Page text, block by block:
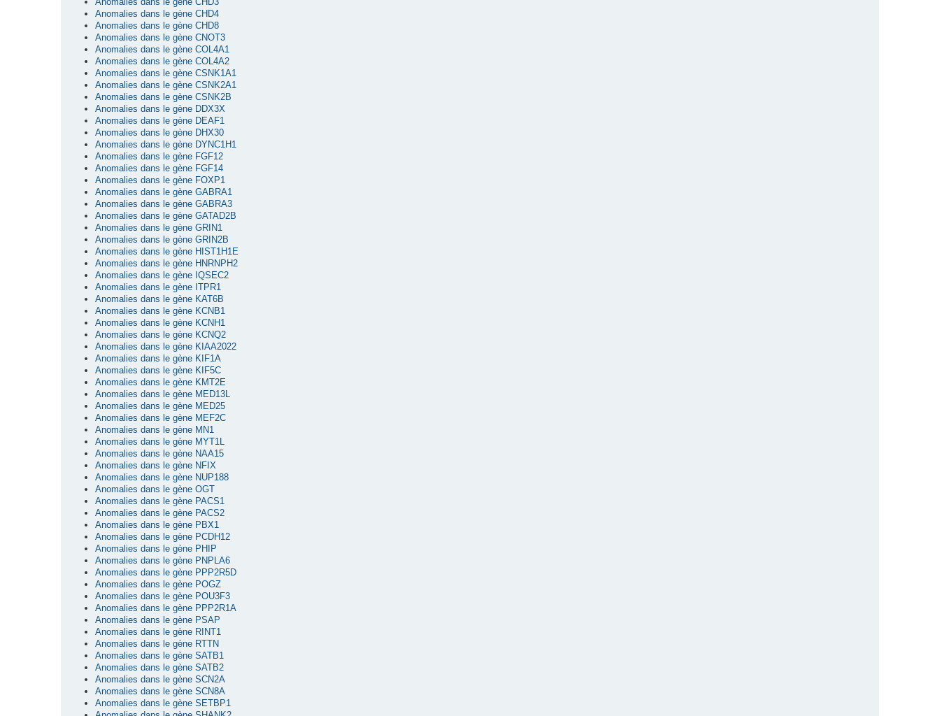
Anomalies dans le gène CHD4
Anomalies dans le gène CHD8
Anomalies dans le gène CNOT3
Anomalies dans le gène COL4A1
Anomalies dans le gène COL4A2
Anomalies dans le gène CSNK1A1
Anomalies dans le gène CSNK2A1
Anomalies dans le gène CSNK2B
Anomalies dans le gène DDX3X
Anomalies dans le gène DEAF1
Anomalies dans le gène DHX30
Anomalies dans le gène DYNC1H1
Anomalies dans le gène FGF12
Anomalies dans le gène FGF14
Anomalies dans le gène FOXP1
Anomalies dans le gène GABRA1
Anomalies dans le gène GABRA3
Anomalies dans le gène GATAD2B
Anomalies dans le gène GRIN1
Anomalies dans le gène GRIN2B
Anomalies dans le gène HIST1H1E
Anomalies dans le gène HNRNPH2
Anomalies dans le gène IQSEC2
Anomalies dans le gène ITPR1
Anomalies dans le gène KAT6B
Anomalies dans le gène KCNB1
Anomalies dans le gène KCNH1
Anomalies dans le gène KCNQ2
Anomalies dans le gène KIAA2022
Anomalies dans le gène KIF1A
Anomalies dans le gène KIF5C
Anomalies dans le gène KMT2E
Anomalies dans le gène MED13L
Anomalies dans le gène MED25
Anomalies dans le gène MEF2C
Anomalies dans le gène MN1
Anomalies dans le gène MYT1L
Anomalies dans le gène NAA15
Anomalies dans le gène NFIX
Anomalies dans le gène NUP188
Anomalies dans le gène OGT
Anomalies dans le gène PACS1
Anomalies dans le gène PACS2
Anomalies dans le gène PBX1
Anomalies dans le gène PCDH12
Anomalies dans le gène PHIP
Anomalies dans le gène PNPLA6
Anomalies dans le gène PPP2R5D
Anomalies dans le gène POGZ
Anomalies dans le gène POU3F3
Anomalies dans le gène PPP2R1A
Anomalies dans le gène PSAP
Anomalies dans le gène RINT1
Anomalies dans le gène RTTN
Anomalies dans le gène SATB1
Anomalies dans le gène SATB2
Anomalies dans le gène SCN2A
Anomalies dans le gène SCN8A
Anomalies dans le gène SETBP1